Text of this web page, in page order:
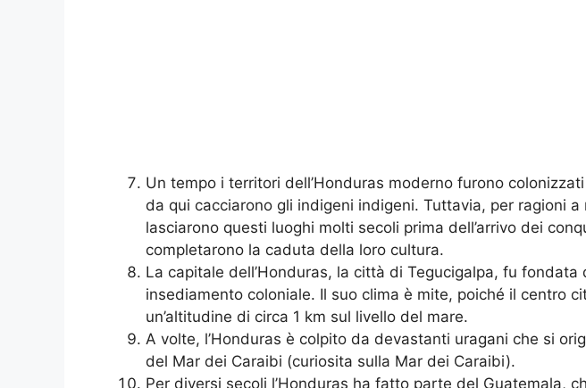
Un tempo i territori dell’Honduras moderno furono
da qui cacciarono gli indigeni indigeni. Tuttavia, per ragioni a
lasciarono questi luoghi molti secoli prima dell’arrivo dei
completarono la caduta della loro cultura.
La capitale dell’Honduras, la città di Tegucigalpa, fu fondata
insediamento coloniale. Il suo clima è mite, poiché il centro
un’altitudine di circa 1 km sul livello del mare.
A volte, l’Honduras è colpito da devastanti uragani che si
del Mar dei Caraibi (curiosita sulla Mar dei Caraibi).
Per diversi secoli l’Honduras ha fatto parte del Guatemala,